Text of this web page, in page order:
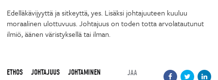
Edelläkävijyyttä ja sitkeyttä, yes. Lisäksi johtajuuteen kuuluu
moraalinen ulottuvuus. Johtajuus on toden totta arvolatautunut
ilmiö, äänen väristyksellä tai ilman.
ETHOS JOHTAJUUS
JOHTAMINEN
JAA